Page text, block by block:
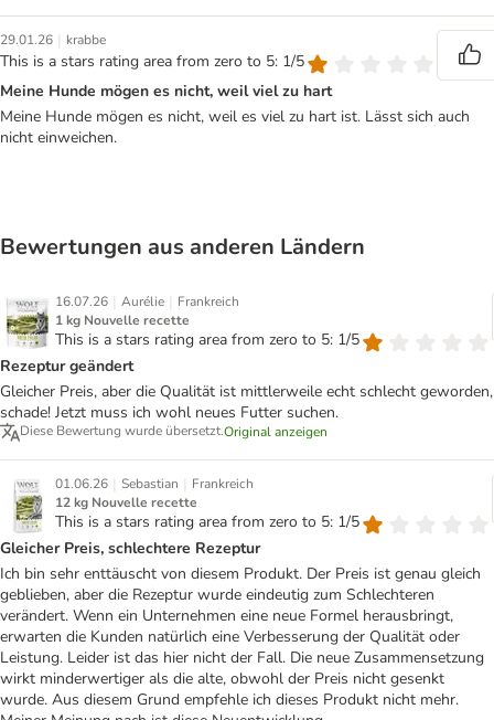
29.01.26 | krabbe
This is a stars rating area from zero to 5: 1/5
Meine Hunde mögen es nicht, weil viel zu hart
Meine Hunde mögen es nicht, weil es viel zu hart ist. Lässt sich auch
nicht einweichen.
Bewertungen aus anderen Ländern
16.07.26 | Aurélie | Frankreich
1 kg Nouvelle recette
This is a stars rating area from zero to 5: 1/5
Rezeptur geändert
Gleicher Preis, aber die Qualität ist mittlerweile echt schlecht geworden,
schade! Jetzt muss ich wohl neues Futter suchen.
Diese Bewertung wurde übersetzt.Original anzeigen
01.06.26 | Sebastian | Frankreich
12 kg Nouvelle recette
This is a stars rating area from zero to 5: 1/5
Gleicher Preis, schlechtere Rezeptur
Ich bin sehr enttäuscht von diesem Produkt. Der Preis ist genau gleich
geblieben, aber die Rezeptur wurde eindeutig zum Schlechteren
verändert. Wenn ein Unternehmen eine neue Formel herausbringt,
erwarten die Kunden natürlich eine Verbesserung der Qualität oder
Leistung. Leider ist das hier nicht der Fall. Die neue Zusammensetzung
wirkt minderwertiger als die alte, obwohl der Preis nicht gesenkt
wurde. Aus diesem Grund empfehle ich dieses Produkt nicht mehr.